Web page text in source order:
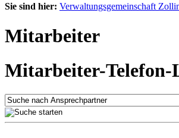
Sie sind hier: Verwaltungsgemeinschaft
Mitarbeiter
Mitarbeiter-Telefon-